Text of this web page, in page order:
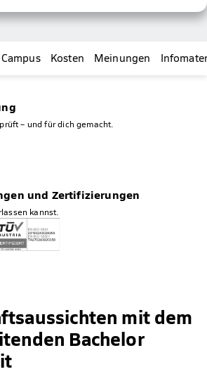
Campus Kosten Meinungen
– und für dich gemacht.
und Zertifizierungen
kannst.
mit dem
Bachelor